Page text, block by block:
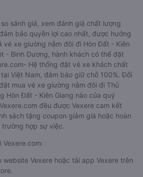
sánh giá, xem đánh giá chất lượng
bảo quyền lợi cao nhất, được hưởng
vé xe giường nằm đôi đi Hòn Đất - Kiên
- Bình Dương, hành khách có thể đặt
Hệ thống đặt vé xe khách chất
Việt Nam, đảm bảo giữ chỗ 100%. Đối
mua vé xe giường nằm đôi đi Thủ
Hòn Đất - Kiên Giang nào của quý
đều được Vexere cam kết
sách tặng coupon giảm giá hoặc hoàn
hợp sự việc.
Vexere.com:
website Vexere hoặc tải app Vexere trên